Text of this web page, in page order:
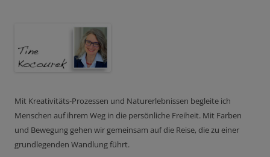
Mit Kreativitäts-Prozessen und Naturerlebnissen begleite ich
Menschen auf ihrem Weg in die persönliche Freiheit. Mit Farben
und Bewegung gehen wir gemeinsam auf die Reise, die zu einer
grundlegenden Wandlung führt.